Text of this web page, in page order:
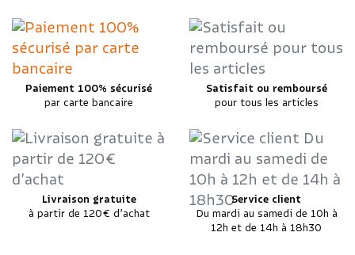
Paiement 100% sécurisé
par carte bancaire
Satisfait ou remboursé
pour tous les articles
Livraison gratuite
à partir de 120€ d’achat
Service client
Du mardi au samedi de 10h à
12h et de 14h à 18h30